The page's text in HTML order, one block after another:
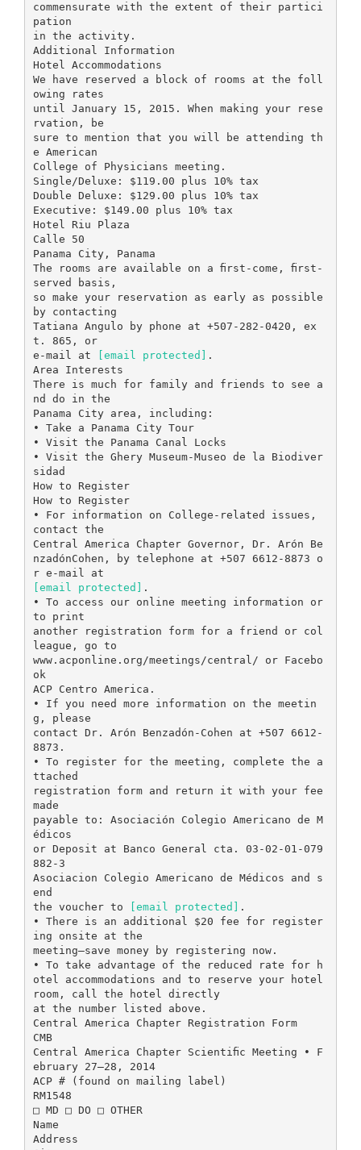
commensurate with the extent of their partici
pation
in the activity.
Additional Information
Hotel Accommodations
We have reserved a block of rooms at the foll
owing rates
until January 15, 2015. When making your rese
rvation, be
sure to mention that you will be attending th
e American
College of Physicians meeting.
Single/Deluxe: $119.00 plus 10% tax
Double Deluxe: $129.00 plus 10% tax
Executive: $149.00 plus 10% tax
Hotel Riu Plaza
Calle 50
Panama City, Panama
The rooms are available on a ﬁrst-come, ﬁrst-
served basis,
so make your reservation as early as possible
by contacting
Tatiana Angulo by phone at +507-282-0420, ex
t. 865, or
e-mail at
[email protected] .
Area Interests
There is much for family and friends to see a
nd do in the
Panama City area, including:
• Take a Panama City Tour
• Visit the Panama Canal Locks
• Visit the Ghery Museum-Museo de la Biodiver
sidad
How to Register
How to Register
• For information on College-related issues,
contact the
Central America Chapter Governor, Dr. Arón Be
nzadónCohen, by telephone at +507 6612-8873 o
[email protected] .
• To access our online meeting information or
to print
another registration form for a friend or col
league, go to
www.acponline.org/meetings/central/ or Facebo
ok
ACP Centro America.
• If you need more information on the meetin
g, please
contact Dr. Arón Benzadón-Cohen at +507 6612-
8873.
• To register for the meeting, complete the a
ttached
registration form and return it with your fee
made
payable to: Asociación Colegio Americano de M
édicos
or Deposit at Banco General cta. 03-02-01-079
882-3
Asociacion Colegio Americano de Médicos and s
end
the voucher to
[email protected] .
• There is an additional $20 fee for register
ing onsite at the
meeting—save money by registering now.
• To take advantage of the reduced rate for h
otel accommodations and to reserve your hotel
room, call the hotel directly
at the number listed above.
Central America Chapter Registration Form
CMB
Central America Chapter Scientiﬁc Meeting • F
ebruary 27–28, 2014
ACP # (found on mailing label)
RM1548
□ MD □ DO □ OTHER
Name
Address